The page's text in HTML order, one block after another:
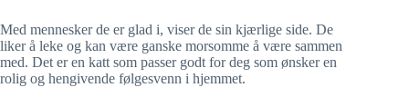
Med mennesker de er glad i, viser de sin kjærlige side. De
liker å leke og kan være ganske morsomme å være sammen
med. Det er en katt som passer godt for deg som ønsker en
rolig og hengivende følgesvenn i hjemmet.